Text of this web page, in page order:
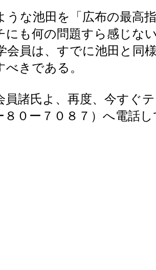
うな池田を「広布の最高
にも何の問題すら感じな
会員は、すでに池田と同
きである。
諸氏よ、再度、今すぐ
８０ー７０８７）へ電話